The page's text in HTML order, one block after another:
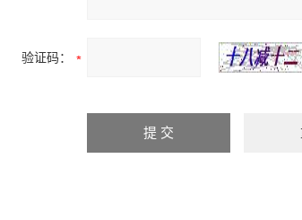
验证码：